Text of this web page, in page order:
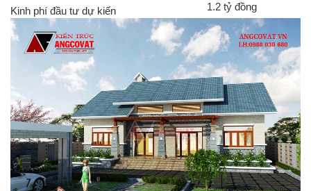
Kinh phí đầu tư dự kiến
1.2 tỷ đồng